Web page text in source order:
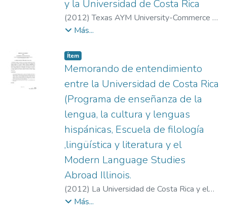
y la Universidad de Costa Rica
(2012)Texas AYM University-Commerce y
la Universidad de Costa Rica
Más...
Item type:
Ítem,
Memorando de entendimiento
entre la Universidad de Costa Rica
(Programa de enseñanza de la
lengua, la cultura y lenguas
hispánicas, Escuela de filología
,lingüística y literatura y el
Modern Language Studies
Abroad Illinois.
(2012) La Universidad de Costa Rica y el
Modern Language Studies Abroad Illinois
Más...